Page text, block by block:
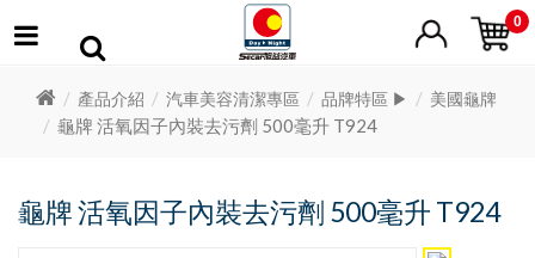
0
產品介紹 汽車美容清潔專區 品牌特區 ▶ 美國龜牌
龜牌 活氧因子內裝去污劑 500毫升 T924
龜牌 活氧因子內裝去污劑 500毫升 T924